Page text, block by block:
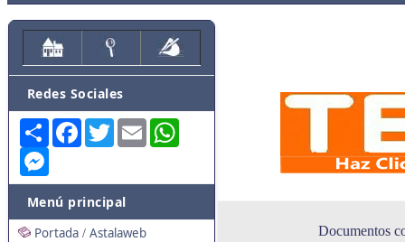
Redes Sociales
Share FacebookTwitterEmail
Menú principal
Portada / Astalaweb
Documentos